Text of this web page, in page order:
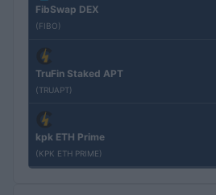
FibSwap DEX
(FIBO)
TruFin Staked APT
(TRUAPT)
kpk ETH Prime
(KPK ETH PRIME)